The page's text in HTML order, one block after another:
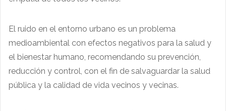
El ruido en el entorno urbano es un problema
medioambiental con efectos negativos para la salud y
el bienestar humano, recomendando su prevención,
reducción y control, con el fin de salvaguardar la salud
pública y la calidad de vida vecinos y vecinas.